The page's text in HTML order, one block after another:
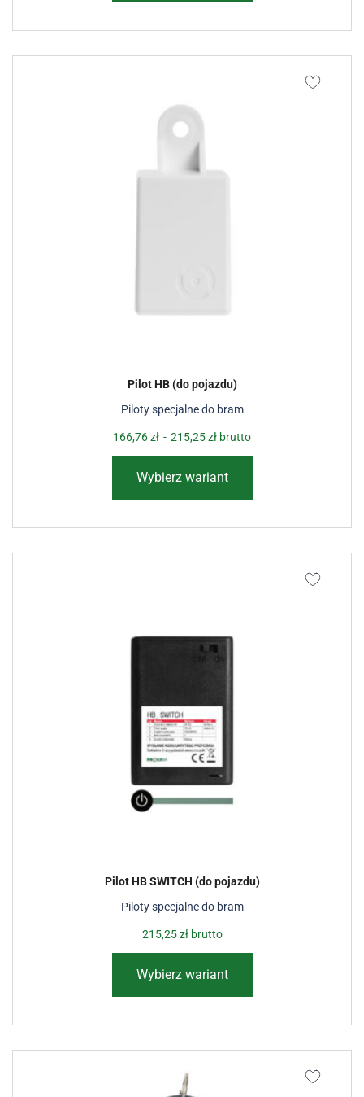
Piloty specjalne do bram
Pilot HB (do pojazdu)
166,76zł - 215,25zł brutto
Wybierz wariant
Piloty specjalne do bram
Pilot HB SWITCH (do pojazdu)
215,25złbrutto
Wybierz wariant